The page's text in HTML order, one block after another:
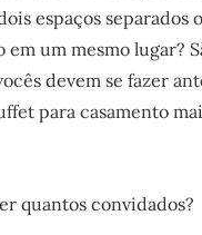
espaços separados
um mesmo lugar?
devem se fazer
para casamento
quantos convidados?